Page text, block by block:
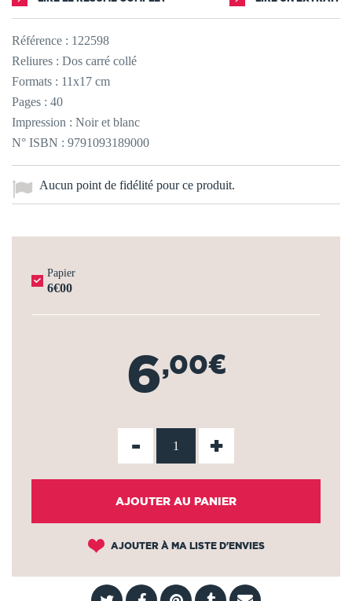
Référence : 122598
Reliures : Dos carré collé
Formats : 11x17 cm
Pages : 40
Impression : Noir et blanc
N° ISBN : 9791093189000
Aucun point de fidélité pour ce produit.
Papier
6€00
6,00€
- +
AJOUTER AU PANIER
AJOUTER À MA LISTE D'ENVIES